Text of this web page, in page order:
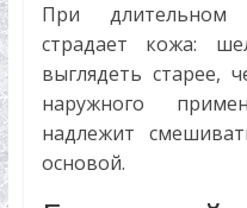
При длительном
страдает кожа:
выглядеть старее,
наружного
надлежит
основой.